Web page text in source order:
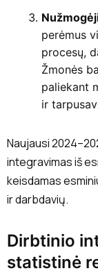
perėmus
procesų,
Žmonės
paliekant
ir
Naujausi
integravimas iš
keisdamas
ir darbdavių.
Dirbtinio
statistinė